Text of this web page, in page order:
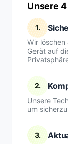
Unsere
1.
Wir
Gerät auf
2.
Unsere
um
3.